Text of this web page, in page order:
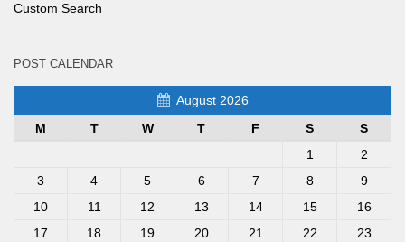
Custom Search
POST CALENDAR
August 2026
M
T W T F S
S
1
2
3
4 5 6 7 8
9
10
11 12 13 14 15
16
17
18 19 20 21 22
23